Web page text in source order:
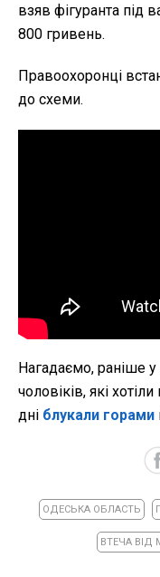
взяв фігуранта під
800 гривень.
Правоохоронці
до схеми.
Нагадаємо, раніше
чоловіків, які
дні блукали горами
ОДЕСЬКА ОБЛАСТЬ
ВТЕЧА ВІД